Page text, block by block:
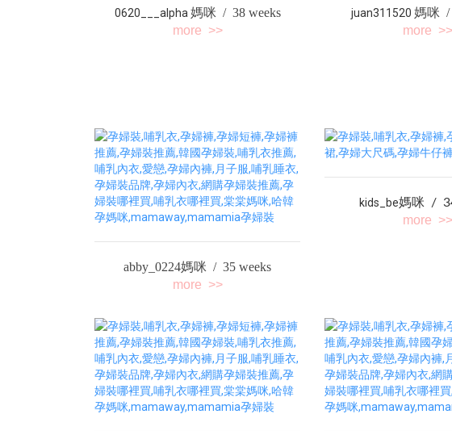
0620___alpha 媽咪 / 38 weeks
more >>
juan311520 媽咪 /
more >>
abby_0224媽咪 / 35 weeks
more >>
kids_be媽咪 /
more >>